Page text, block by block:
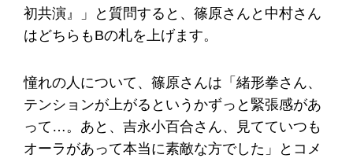
初共演』」と質問すると、篠原さんと中村さん
はどちらもBの札を上げます。
憧れの人について、篠原さんは「緒形拳さん、
テンションが上がるというかずっと緊張感があ
って…。あと、吉永小百合さん、見てていつも
オーラがあって本当に素敵な方でした」とコメ